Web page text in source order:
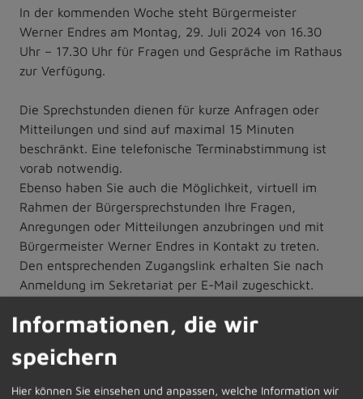
In der kommenden Woche steht Bürgermeister
Werner Endres am Montag, 29. Juli 2024 von 16.30
Uhr – 17.30 Uhr für Fragen und Gespräche im Rathaus
zur Verfügung.
Die Sprechstunden dienen für kurze Anfragen oder
Mitteilungen und sind auf maximal 15 Minuten
beschränkt. Eine telefonische Terminabstimmung ist
vorab notwendig.
Ebenso haben Sie auch die Möglichkeit, virtuell im
Rahmen der Bürgersprechstunden Ihre Fragen,
Anregungen oder Mitteilungen anzubringen und mit
Bürgermeister Werner Endres in Kontakt zu treten.
Den entsprechenden Zugangslink erhalten Sie nach
Anmeldung im Sekretariat per E-Mail zugeschickt.
Anforderung des Zugangscodes für die digitale
Informationen, die wir
speichern
Hier können Sie einsehen und anpassen, welche Information wir